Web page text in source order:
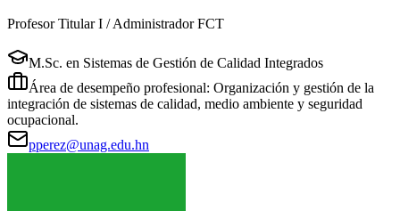
Profesor Titular I / Administrador FCT
M.Sc. en Sistemas de Gestión de Calidad Integrados
Área de desempeño profesional: Organización y gestión de la
integración de sistemas de calidad, medio ambiente y seguridad
ocupacional.
pperez@unag.edu.hn